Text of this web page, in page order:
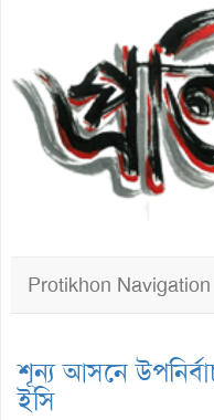
Protikhon Navigation
শূন্য আসনে
ইসি